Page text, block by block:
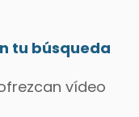
tu búsqueda
vídeo